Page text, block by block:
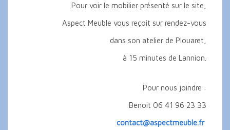
Pour voir le mobilier présenté sur le site,
Aspect Meuble vous reçoit sur rendez-vous
dans son atelier de Plouaret,
à 15 minutes de Lannion.
Pour nous joindre :
Benoit 06 41 96 23 33
contact@aspectmeuble.fr